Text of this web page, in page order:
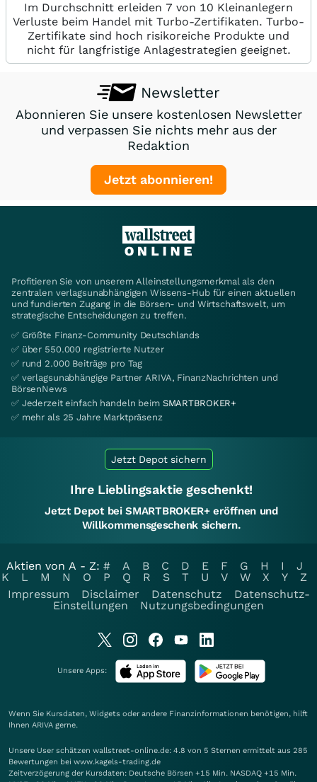
Im Durchschnitt erleiden 7 von 10 Kleinanlegern
Verluste beim Handel mit Turbo-Zertifikaten. Turbo-
Zertifikate sind hoch risikoreiche Produkte und
nicht für langfristige Anlagestrategien geeignet.
Newsletter
Abonnieren Sie unsere kostenlosen Newsletter
und verpassen Sie nichts mehr aus der
Redaktion
Jetzt abonnieren!
Profitieren Sie von unserem Alleinstellungsmerkmal als den
zentralen verlagsunabhängigen Wissens-Hub für einen aktuellen
und fundierten Zugang in die Börsen- und Wirtschaftswelt, um
strategische Entscheidungen zu treffen.
✅ Größte Finanz-Community Deutschlands
✅ über 550.000 registrierte Nutzer
✅ rund 2.000 Beiträge pro Tag
✅ verlagsunabhängige Partner ARIVA, FinanzNachrichten und
BörsenNews
✅ Jederzeit einfach handeln beim SMARTBROKER+
✅ mehr als 25 Jahre Marktpräsenz
Jetzt Depot sichern
Ihre Lieblingsaktie geschenkt!
Jetzt Depot bei SMARTBROKER+ eröffnen und
Willkommensgeschenk sichern.
Aktien von A - Z: # A B C D E F G H I
J
K
L M N O P Q R S T U V W X Y
Z
Impressum
Disclaimer Datenschutz
Datenschutz-
Einstellungen
Nutzungsbedingungen
Unsere Apps:
Wenn Sie Kursdaten, Widgets oder andere Finanzinformationen benötigen, hilft
Ihnen ARIVA gerne.
Unsere User schätzen wallstreet-online.de: 4.8 von 5 Sternen ermittelt aus 285
Bewertungen bei www.kagels-trading.de
Zeitverzögerung der Kursdaten: Deutsche Börsen +15 Min. NASDAQ +15 Min.